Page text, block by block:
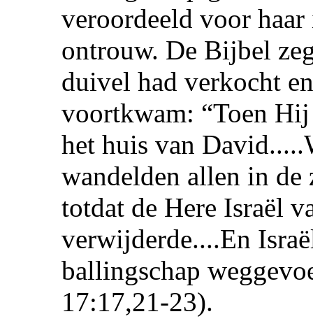
veroordeeld voor
ontrouw. De Bijbel
duivel had verkocht
voortkwam: “Toen
het huis van
wandelden allen in de
totdat de Here Israël
verwijderde....En
ballingschap
17:17,21-23).